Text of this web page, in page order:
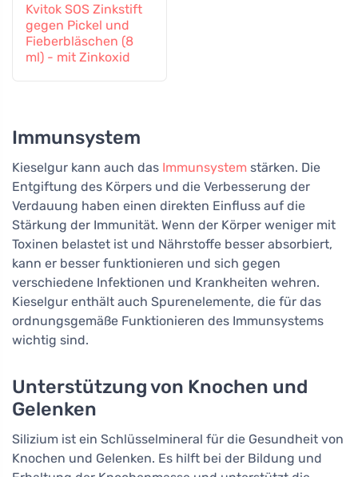
Kvitok SOS Zinkstift
gegen Pickel und
Fieberbläschen (8
ml) - mit Zinkoxid
Immunsystem
Kieselgur kann auch das Immunsystem stärken. Die
Entgiftung des Körpers und die Verbesserung der
Verdauung haben einen direkten Einfluss auf die
Stärkung der Immunität. Wenn der Körper weniger mit
Toxinen belastet ist und Nährstoffe besser absorbiert,
kann er besser funktionieren und sich gegen
verschiedene Infektionen und Krankheiten wehren.
Kieselgur enthält auch Spurenelemente, die für das
ordnungsgemäße Funktionieren des Immunsystems
wichtig sind.
Unterstützung von Knochen und
Gelenken
Silizium ist ein Schlüsselmineral für die Gesundheit von
Knochen und Gelenken. Es hilft bei der Bildung und